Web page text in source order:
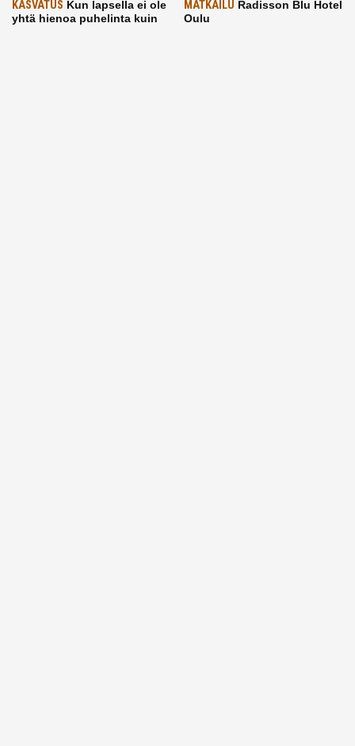
KASVATUS Kun lapsella ei ole
yhtä hienoa puhelinta kuin
MATKAILU Radisson Blu Hotel
Oulu